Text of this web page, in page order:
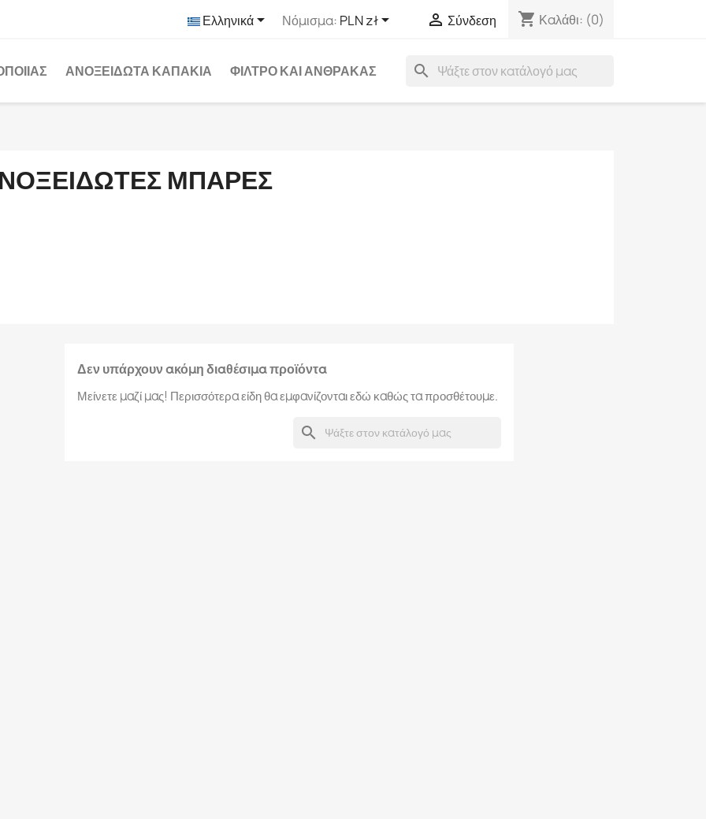
Ελληνικά Νόμισμα: PLN zł  Σύνδεση shopping_cart Καλάθι: (0)
search
ΑΝΟΞΕΊΔΩΤΑ ΚΑΠΆΚΙΑ ΦΊΛΤΡΟ ΚΑΙ ΆΝΘΡΑΚΑΣ
ΜΠΆΡΕΣ
Δεν υπάρχουν ακόμη διαθέσιμα προϊόντα
Μείνετε μαζί μας! Περισσότερα είδη θα εμφανίζονται εδώ καθώς τα προσθέτουμε.
search